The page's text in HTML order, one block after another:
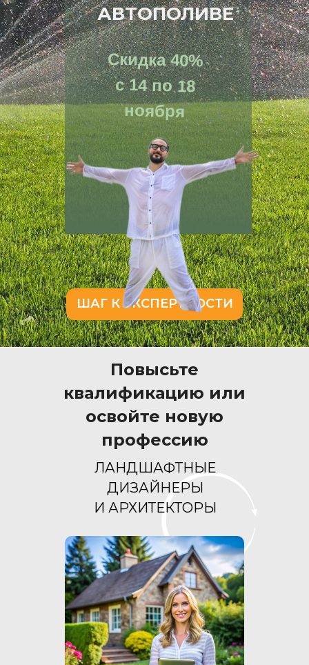
АВТОПОЛИВЕ
Скидка 40%
с 14 по 18
ноября
ШАГ К ЭКСПЕРТНОСТИ
Повысьте
квалификацию или
освойте новую
профессию
ЛАНДШАФТНЫЕ
ДИЗАЙНЕРЫ
И АРХИТЕКТОРЫ